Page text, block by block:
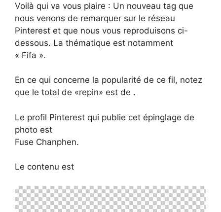
Voilà qui va vous plaire : Un nouveau tag que
nous venons de remarquer sur le réseau
Pinterest et que nous vous reproduisons ci-
dessous. La thématique est notamment
« Fifa ».
En ce qui concerne la popularité de ce fil, notez
que le total de «repin» est de .
Le profil Pinterest qui publie cet épinglage de
photo est
Fuse Chanphen.
Le contenu est